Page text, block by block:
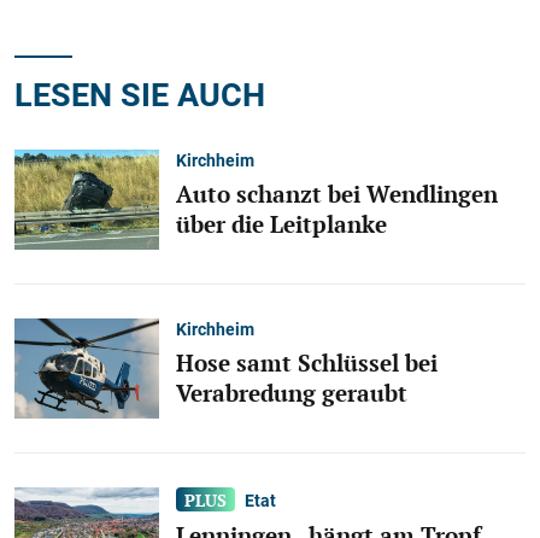
LESEN SIE AUCH
Kirchheim
Auto schanzt bei Wendlingen
über die Leitplanke
Kirchheim
Hose samt Schlüssel bei
Verabredung geraubt
Etat